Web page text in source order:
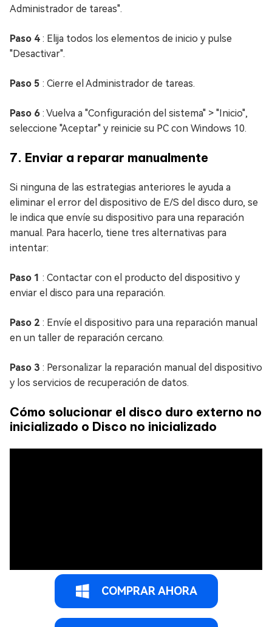
Administrador de tareas".
Paso 4 : Elija todos los elementos de inicio y pulse
"Desactivar".
Paso 5 : Cierre el Administrador de tareas.
Paso 6 : Vuelva a "Configuración del sistema" > "Inicio",
seleccione "Aceptar" y reinicie su PC con Windows 10.
7. Enviar a reparar manualmente
Si ninguna de las estrategias anteriores le ayuda a
eliminar el error del dispositivo de E/S del disco duro, se
le indica que envíe su dispositivo para una reparación
manual. Para hacerlo, tiene tres alternativas para
intentar:
Paso 1 : Contactar con el producto del dispositivo y
enviar el disco para una reparación.
Paso 2 : Envíe el dispositivo para una reparación manual
en un taller de reparación cercano.
Paso 3 : Personalizar la reparación manual del dispositivo
y los servicios de recuperación de datos.
Cómo solucionar el disco duro externo no
inicializado o Disco no inicializado
COMPRAR AHORA